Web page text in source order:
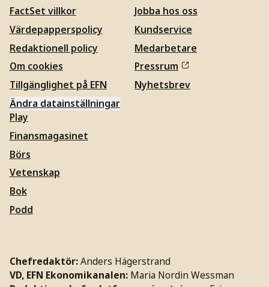
FactSet villkor
Värdepapperspolicy
Redaktionell policy
Om cookies
Tillgänglighet på EFN
Ändra datainställningar
Jobba hos oss
Kundservice
Medarbetare
Pressrum
Nyhetsbrev
Play
Finansmagasinet
Börs
Vetenskap
Bok
Podd
Chefredaktör:Anders Hägerstrand
VD, EFN Ekonomikanalen: Maria Nordin Wessman